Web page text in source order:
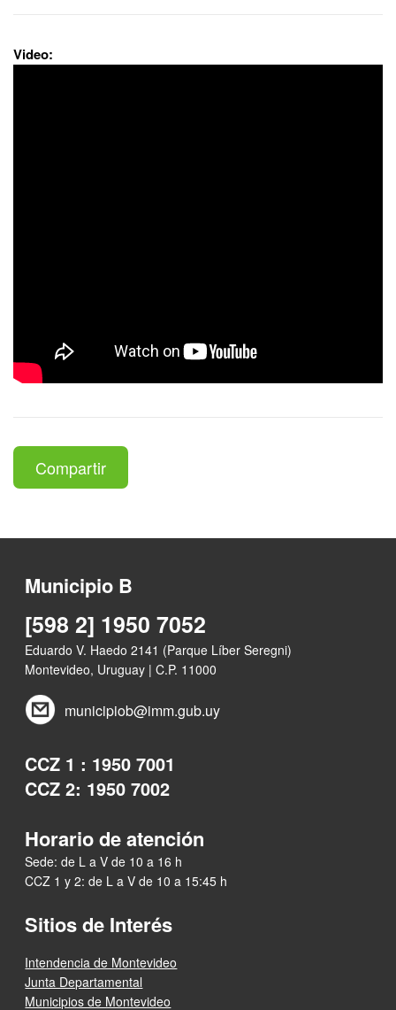
Video:
Compartir
Municipio B
[598 2] 1950 7052
Eduardo V. Haedo 2141 (Parque Líber Seregni)
Montevideo, Uruguay | C.P. 11000
municipiob@imm.gub.uy
CCZ 1 : 1950 7001
CCZ 2: 1950 7002
Horario de atención
Sede: de L a V de 10 a 16 h
CCZ 1 y 2: de L a V de 10 a 15:45 h
Sitios de Interés
Intendencia de Montevideo
Junta Departamental
Municipios de Montevideo